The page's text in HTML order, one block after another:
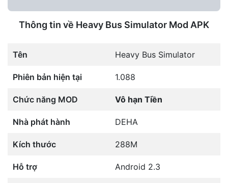
Thông tin về Heavy Bus Simulator Mod APK
Tên Heavy Bus Simulator
Phiên bản hiện tại 1.088
Chức năng MOD Vô hạn Tiền
Nhà phát hành DEHA
Kích thước 288M
Hỗ trợ Android 2.3